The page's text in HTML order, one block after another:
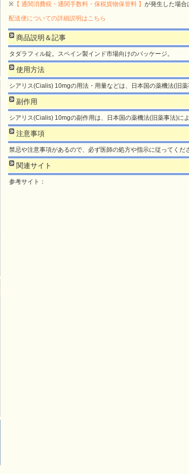
※ 【 通関消費税・通関手数料・保税貨物保管料 】 が発生した場合
配送便についての詳細説明はこちら
商品説明＆記事
タダラフィル錠。スペイン製インド市場向けのパッケージ。
使用方法
シアリス(Cialis) 10mgの用法・用量などは、日本国の薬機法(旧
副作用
シアリス(Cialis) 10mgの副作用は、日本国の薬機法(旧薬事法)に
注意事項
禁忌や注意事項があるので、必ず医師の処方や指示に従ってくだ
関連サイト
参考サイト：